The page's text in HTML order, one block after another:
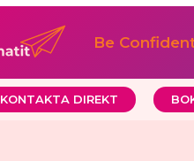
Be
KONTAKTA DIREKT